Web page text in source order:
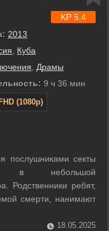
2013
Куба
Драмы
9 ч 36 мин
(1080p)
KP 5.4
послушниками секты
в небольшой
Родственники ребят,
смерти, нанимают
доверившись ему,
становится ясно, что у
18.05.2025